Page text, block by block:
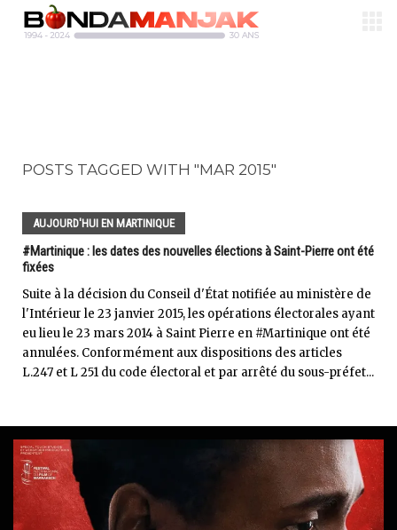
POSTS TAGGED WITH "MAR 2015"
AUJOURD'HUI EN MARTINIQUE
#Martinique : les dates des nouvelles élections à Saint-Pierre ont été
fixées
Suite à la décision du Conseil d'État notifiée au ministère de
l'Intérieur le 23 janvier 2015, les opérations électorales ayant
eu lieu le 23 mars 2014 à Saint Pierre en #Martinique ont été
annulées. Conformément aux dispositions des articles
L.247 et L 251 du code électoral et par arrêté du sous-préfet...